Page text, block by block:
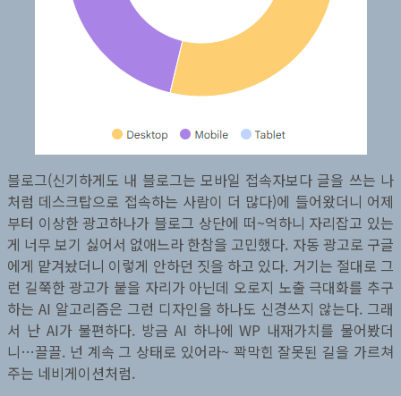
블로그(신기하게도 내 블로그는 모바일 접속자보다 글을 쓰는 나
처럼 데스크탑으로 접속하는 사람이 더 많다)에 들어왔더니 어제
부터 이상한 광고하나가 블로그 상단에 떠~억하니 자리잡고 있는
게 너무 보기 싫어서 없애느라 한참을 고민했다. 자동 광고로 구글
에게 맡겨놨더니 이렇게 안하던 짓을 하고 있다. 거기는 절대로 그
런 길쭉한 광고가 붙을 자리가 아닌데 오로지 노출 극대화를 추구
하는 AI 알고리즘은 그런 디자인을 하나도 신경쓰지 않는다. 그래
서 난 AI가 불편하다. 방금 AI 하나에 WP 내재가치를 물어봤더
니…끌끌. 넌 계속 그 상태로 있어라~ 꽉막힌 잘못된 길을 가르쳐
주는 네비게이션처럼.